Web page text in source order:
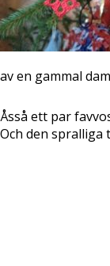
av en gammal
Åsså ett par
Och den spralliga